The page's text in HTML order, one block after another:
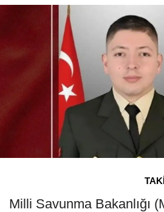
Milli Savunma Bakanlığı